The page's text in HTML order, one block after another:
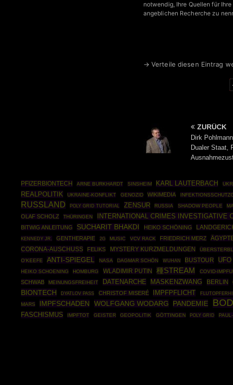
notwendig, Ihre Quellen für Ihre
angeblichen Recherche zu
→ Verteile diesen Eintrag
ZURÜCK
Dirk
Dualer Staat,
PFIZERBIONTECH ARNE BURKHARDT SINSHEIM KARL LAUTERBACH
REALPOLITIK UKRAINE-KONFLIKT GENOZID WIKIMEDIA
RUSSLAND POLY GRID TUTORIAL ZENSUR RUSSIA SHADOW PEOPLE
OLAF SCHOLZ THÜRINGEN INTERNATIONAL CRIMES INVESTIGATIVE
BITWIG ANLEITUNG SUCHARIT BHAKDI HEIKO SCHÖNING
KENNEDY JR.
GENTHERAPIE 2G MUSIC VCV RACK FRIEDRICH MERZ
CORONA-AUSCHUSS
FELIKS MYSTERY KURZMELDUNGEN
O'KEEFE
ANTI-SPIEGEL NASA DAGMAR SCHÖN WUHAN BUSTOUR UFO
HEIKO SCHOENING
HOMBURG WLADIMIR PUTIN 種STREAM COVID-
SCHWAB
MEINUNGSFREIHEIT DATENARCHE MASKENZWANG BERLIN
BIONTECH DYATLOV PASS CHRISTOF MISERÉ IMPFPFLICHT
MARS
IMPFSCHADEN WOLFGANG WODARG PANDEMIE
FASCHISMUS IMPFTOT GEISTER GEOPOLITIK GÖTTINGEN POLY GRID